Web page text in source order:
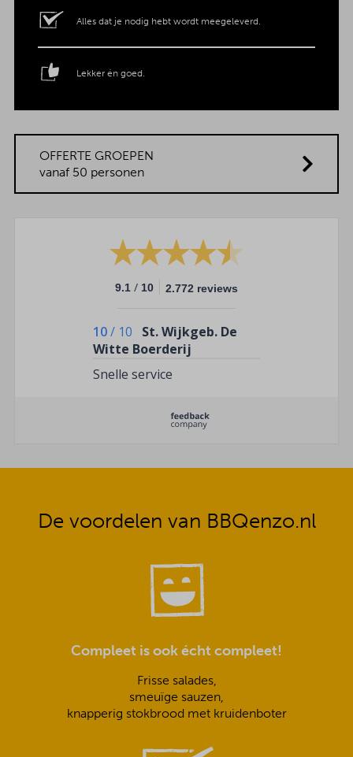
Alles dat je nodig hebt wordt meegeleverd.
Lekker én goed.
OFFERTE GROEPEN
vanaf 50 personen
9.1 / 10 2.772 reviews
10/ 10
St. Wijkgeb. De
Witte Boerderij
Snelle service
De voordelen van BBQenzo.nl
Compleet is ook écht compleet!
Frisse salades,
smeuïge sauzen,
knapperig stokbrood met kruidenboter